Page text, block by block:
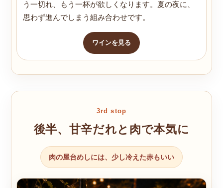
う一切れ、もう一杯が欲しくなります。夏の夜に、
思わず進んでしまう組み合わせです。
ワインを見る
3rd stop
後半、甘辛だれと肉で本気に
肉の屋台めしには、少し冷えた赤もいい